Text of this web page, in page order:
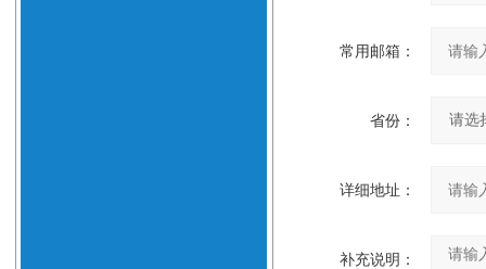
常用邮箱：
省份：
详细地址：
补充说明：